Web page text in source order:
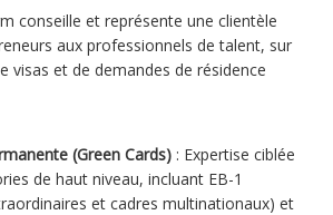
conseille et représente une clientèle
aux professionnels de talent, sur
visas et de demandes de résidence
(Green Cards) : Expertise ciblée
de haut niveau, incluant EB-1
et cadres multinationaux) et